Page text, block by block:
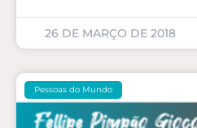
26 DE MARÇO DE 2018
Pessoas do Mundo